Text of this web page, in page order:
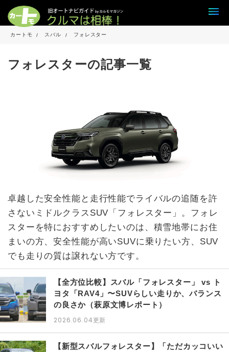
カートモ スバル フォレスター
フォレスターの記事一覧
卓越した安全性能と走行性能でライバルの追随を許
さないミドルクラスSUV「フォレスター」。フォレ
スターを特におすすめしたいのは、積雪地帯にお住
まいの方、安全性能が高いSUVに乗りたい方、SUV
でも走りの質は譲れない方です。
【全方位比較】スバル「フォレスター」 vs ト
ヨタ「RAV4」〜SUVらしい走りか、バランス
の良さか（萩原文博レポート）
2026.06.04更新
【新型スバルフォレスター】「ただカッコいい